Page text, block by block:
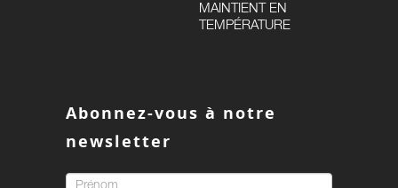
MAINTIENT EN
TEMPÉRATURE
Abonnez-vous à notre
newsletter